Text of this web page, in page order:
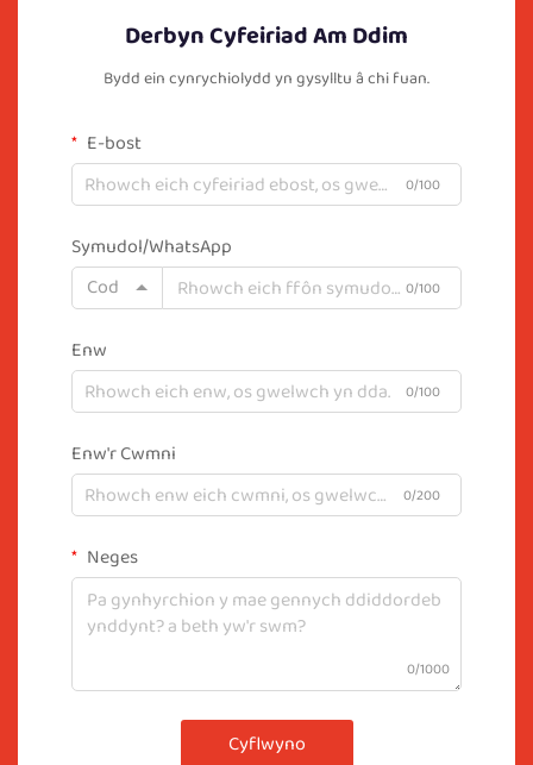
Derbyn Cyfeiriad Am Ddim
Bydd ein cynrychiolydd yn gysylltu â chi fuan.
E-bost
0/100
Symudol/WhatsApp
Cod
0/100
Enw
0/100
Enw'r Cwmni
0/200
Neges
0/1000
Cyflwyno